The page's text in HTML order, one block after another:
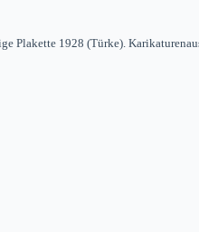
Plakette 1928 (Türke).